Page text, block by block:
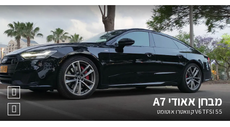
מבחןאאודי A7
55 V6 TFSI קוואטרו אוטומט